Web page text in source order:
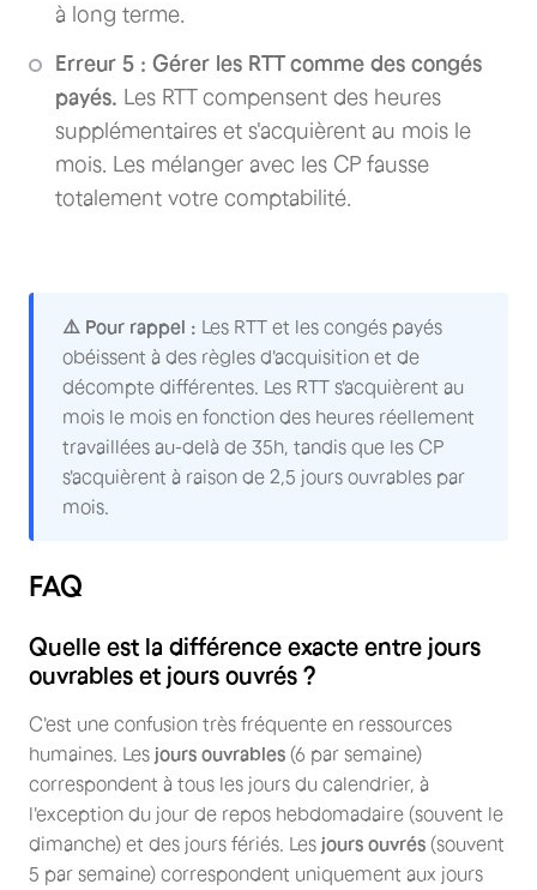
à long terme.
Erreur 5 : Gérer les RTT comme des congés
payés. Les RTT compensent des heures
supplémentaires et s'acquièrent au mois le
mois. Les mélanger avec les CP fausse
totalement votre comptabilité.
⚠️ Pour rappel : Les RTT et les congés payés
obéissent à des règles d'acquisition et de
décompte différentes. Les RTT s'acquièrent au
mois le mois en fonction des heures réellement
travaillées au-delà de 35h, tandis que les CP
s'acquièrent à raison de 2,5 jours ouvrables par
mois.
FAQ
Quelle est la différence exacte entre jours
ouvrables et jours ouvrés ?
C'est une confusion très fréquente en ressources
humaines. Les jours ouvrables (6 par semaine)
correspondent à tous les jours du calendrier, à
l'exception du jour de repos hebdomadaire (souvent le
dimanche) et des jours fériés. Les jours ouvrés (souvent
5 par semaine) correspondent uniquement aux jours